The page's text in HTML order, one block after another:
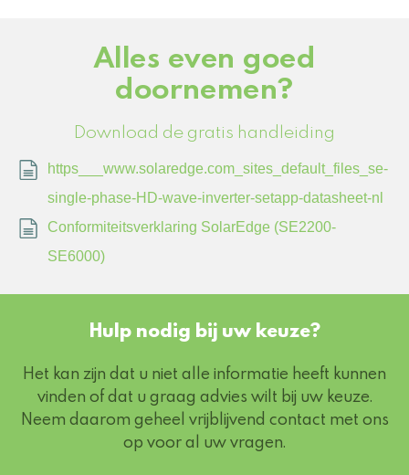
Alles even goed
doornemen?
Download de gratis handleiding
https___www.solaredge.com_sites_default_files_se-
single-phase-HD-wave-inverter-setapp-datasheet-nl
Conformiteitsverklaring SolarEdge (SE2200-
SE6000)
Hulp nodig bij uw keuze?
Het kan zijn dat u niet alle informatie heeft kunnen
vinden of dat u graag advies wilt bij uw keuze.
Neem daarom geheel vrijblijvend contact met ons
op voor al uw vragen.